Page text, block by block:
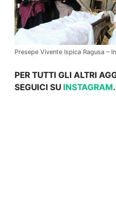
Presepe Vivente Ispica Ragusa –
PER TUTTI GLI ALTRI
SEGUICI SU INSTAGRAM.